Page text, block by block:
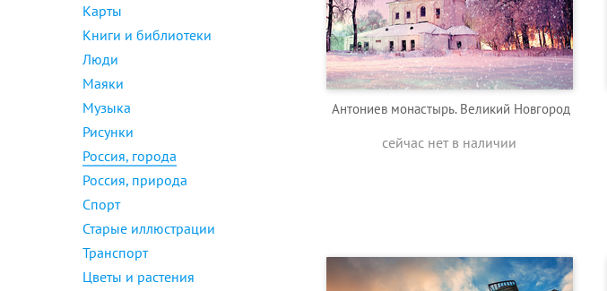
Карты
Книги и библиотеки
Люди
Маяки
Музыка
Рисунки
Россия, города
Россия, природа
Спорт
Старые иллюстрации
Транспорт
Цветы и растения
Антониев монастырь. Великий Новгород
сейчас нет в наличии